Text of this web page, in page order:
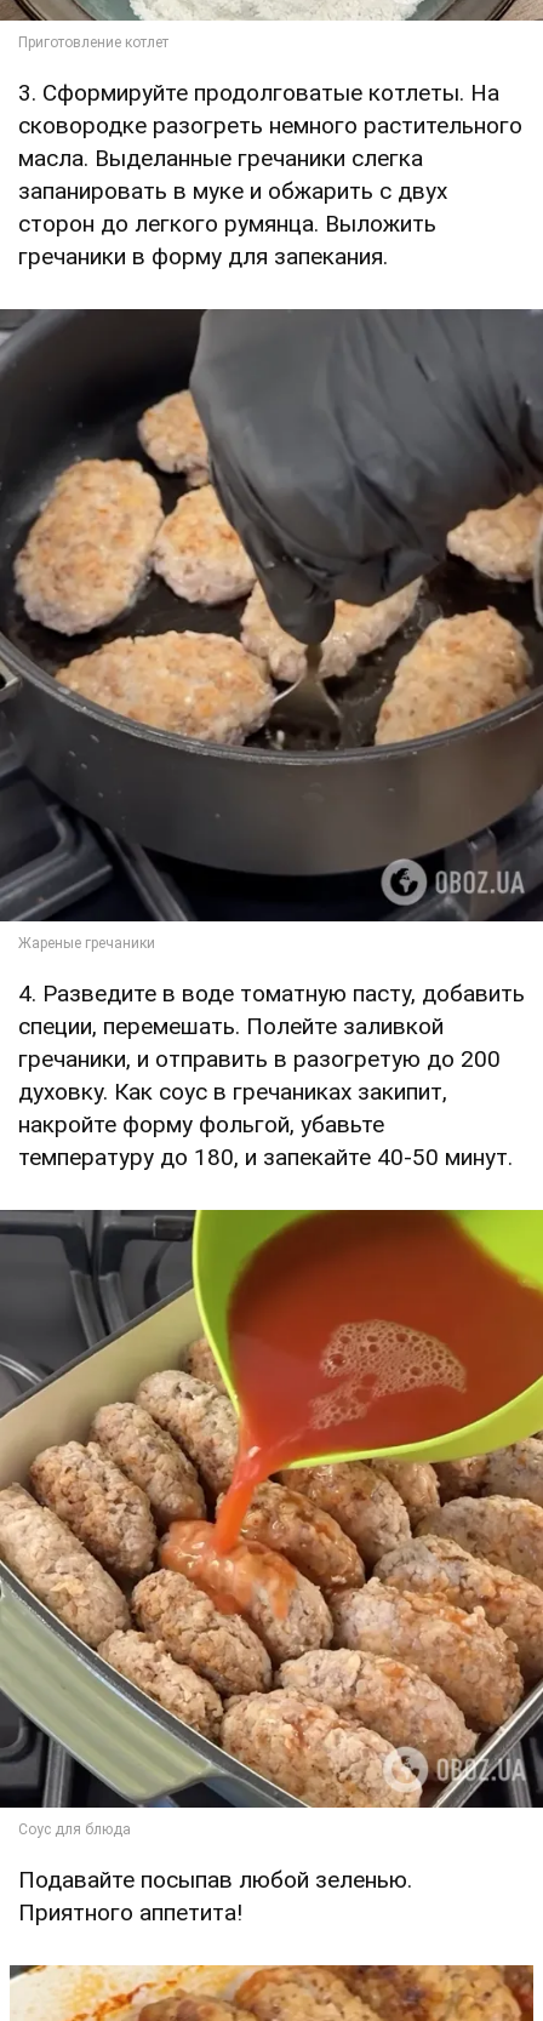
3. Сформируйте продолговатые котлеты. На
сковородке разогреть немного растительного
масла. Выделанные гречаники слегка
запанировать в муке и обжарить с двух
сторон до легкого румянца. Выложить
гречаники в форму для запекания.
4. Разведите в воде томатную пасту, добавить
специи, перемешать. Полейте заливкой
гречаники, и отправить в разогретую до 200
духовку. Как соус в гречаниках закипит,
накройте форму фольгой, убавьте
температуру до 180, и запекайте 40-50 минут.
Подавайте посыпав любой зеленью.
Приятного аппетита!